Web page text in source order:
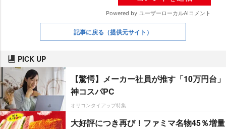
記事に戻る （提供元サイト）
PICK UP
【驚愕】メーカー社員が推す「10万円台」
神コスパPC
オリコンタイアップ特集
大好評につき再び！ファミマ名物45％増量